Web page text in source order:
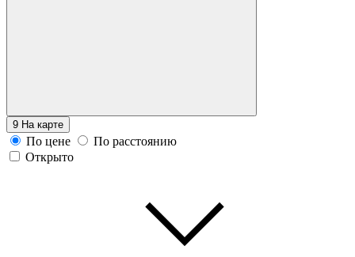
9 На карте
По цене
По расстоянию
Открыто